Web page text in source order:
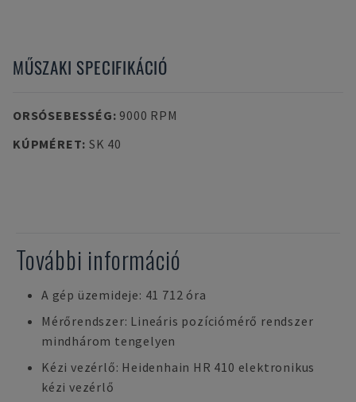
MŰSZAKI SPECIFIKÁCIÓ
ORSÓSEBESSÉG: 9000 RPM
KÚPMÉRET: SK 40
További információ
A gép üzemideje: 41 712 óra
Mérőrendszer: Lineáris pozíciómérő rendszer
mindhárom tengelyen
Kézi vezérlő: Heidenhain HR 410 elektronikus
kézi vezérlő